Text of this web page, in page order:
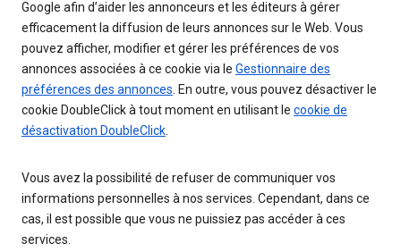
Google afin d’aider les annonceurs et les éditeurs à gérer
efficacement la diffusion de leurs annonces sur le Web. Vous
pouvez afficher, modifier et gérer les préférences de vos
annonces associées à ce cookie via le Gestionnaire des
préférences des annonces . En outre, vous pouvez désactiver le
cookie DoubleClick à tout moment en utilisant le cookie de
désactivation DoubleClick
Vous avez la possibilité de refuser de communiquer vos
informations personnelles à nos services. Cependant, dans ce
cas, il est possible que vous ne puissiez pas accéder à ces
services.